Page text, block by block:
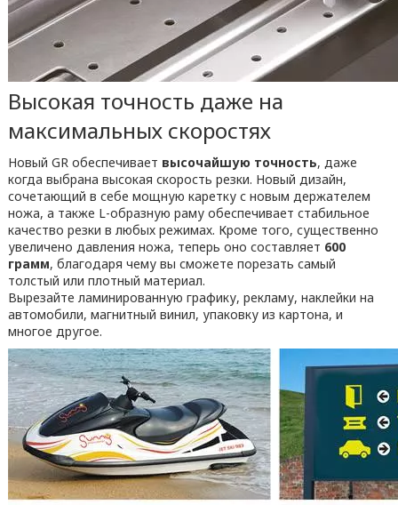
Высокая точность даже на
максимальных скоростях
Новый GR обеспечивает высочайшую точность, даже
когда выбрана высокая скорость резки. Новый дизайн,
сочетающий в себе мощную каретку с новым держателем
ножа, а также L-образную раму обеспечивает стабильное
качество резки в любых режимах. Кроме того, существенно
увеличено давления ножа, теперь оно составляет 600
грамм, благодаря чему вы сможете порезать самый
толстый или плотный материал.
Вырезайте ламинированную графику, рекламу, наклейки на
автомобили, магнитный винил, упаковку из картона, и
многое другое.